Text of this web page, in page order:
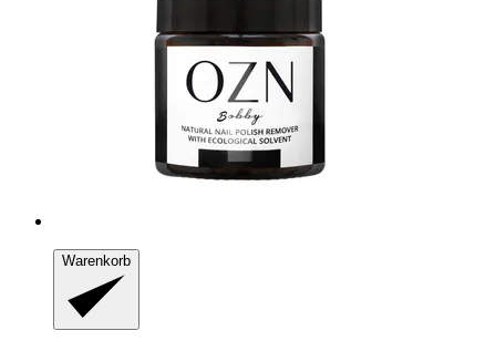
Warenkorb